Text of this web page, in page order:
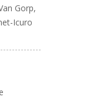
Gorp,
Icuro